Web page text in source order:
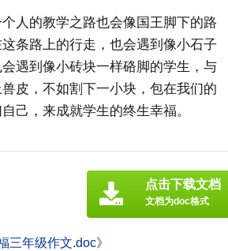
人的教学之路也会像国王脚下的路
条路上的行走，也会遇到像小石子
遇到像小砖块一样硌脚的学生，与
皮，不如割下一小块，包在我们的
己，来成就学生的终生幸福。
三年级作文.doc》
点击下载文档
文档为doc格式